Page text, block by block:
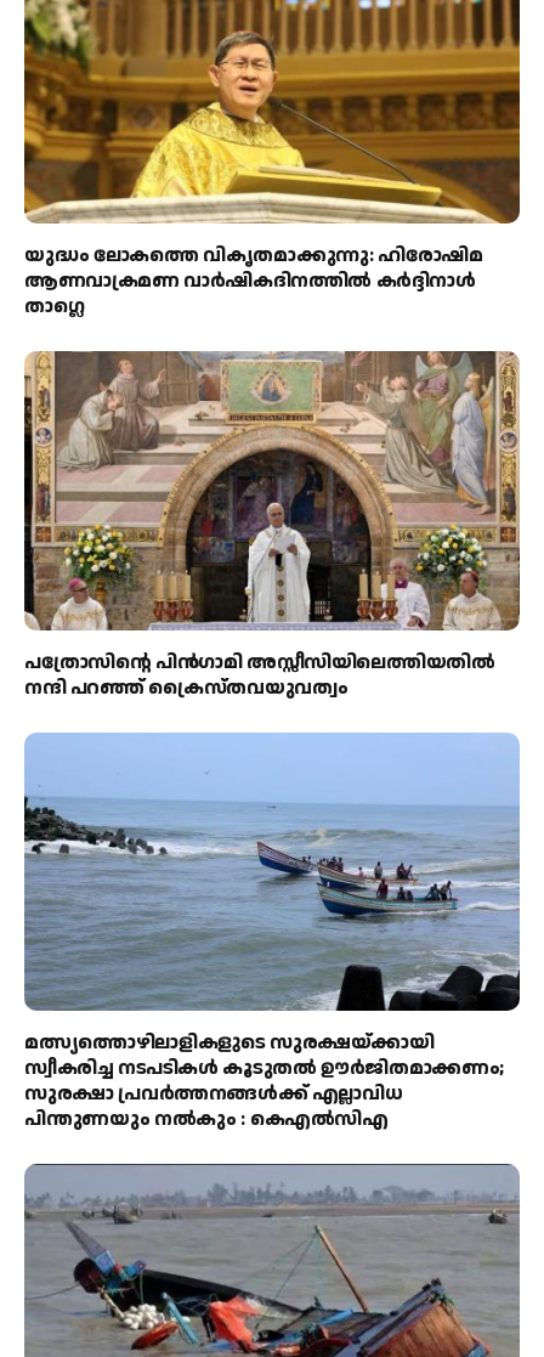
യുദ്ധം ലോകത്തെ വികൃതമാക്കുന്നു: ഹിരോഷിമ
ആണവാക്രമണ വാർഷികദിനത്തിൽ കർദ്ദിനാൾ
താഗ്ലെ
പത്രോസിന്റെ പിൻഗാമി അസ്സീസിയിലെത്തിയതിൽ
നന്ദി പറഞ്ഞ് ക്രൈസ്തവയുവത്വം
മത്സ്യത്തൊഴിലാളികളുടെ സുരക്ഷയ്ക്കായി
സ്വീകരിച്ച നടപടികൾ കൂടുതൽ ഊർജിതമാക്കണം;
സുരക്ഷാ പ്രവർത്തനങ്ങൾക്ക് എല്ലാവിധ
പിന്തുണയും നൽകും : കെഎൽസിഎ